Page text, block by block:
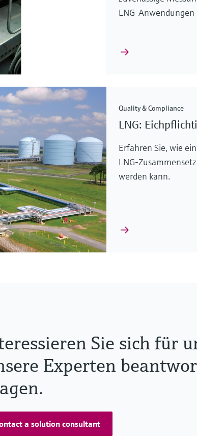
LNG-Anwendungen
Quality & Compliance
LNG:
Erfahren Sie, wie
LNG-
werden kann.
Sie sich für
Experten
a solution consultant